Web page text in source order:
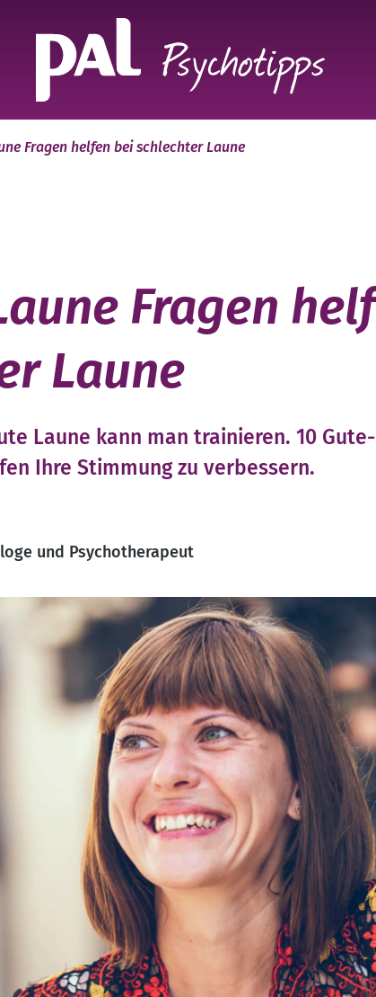
Fragen helfen bei schlechter Laune
Fragen
Laune
Laune kann man trainieren. 10
Ihre Stimmung zu verbessern.
und Psychotherapeut